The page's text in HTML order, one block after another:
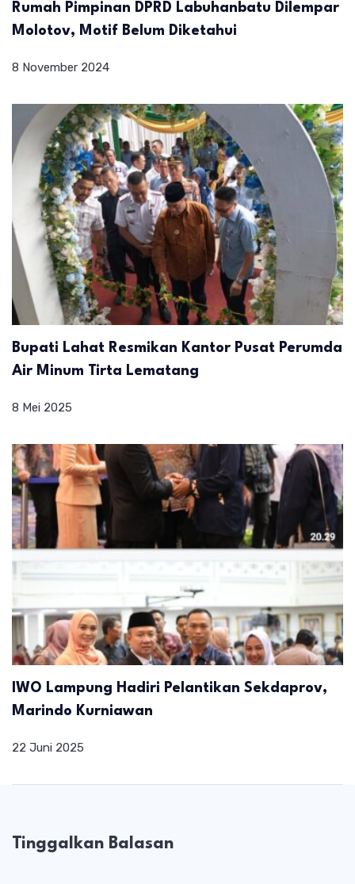
Rumah Pimpinan DPRD Labuhanbatu Dilempar
Molotov, Motif Belum Diketahui
8 November 2024
Bupati Lahat Resmikan Kantor Pusat Perumda
Air Minum Tirta Lematang
8 Mei 2025
IWO Lampung Hadiri Pelantikan Sekdaprov,
Marindo Kurniawan
22 Juni 2025
Tinggalkan Balasan